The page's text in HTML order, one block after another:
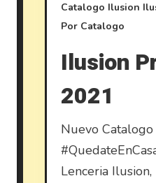
Catalogo Ilusion
Por Catalogo
Ilusion
2021
Nuevo
Lenceria